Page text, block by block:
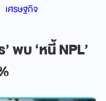
เศรษฐกิจ
พบ ‘หนี้ NPL’